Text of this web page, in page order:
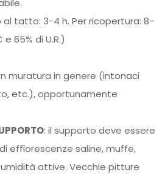
al tatto: 3-4 h. Per ricopertura: 8-
65% di U.R.)
muratura in genere (intonaci
etc.),opportunamente
: il supporto deve essere
efflorescenze saline, muffe,
attive. Vecchie pitture